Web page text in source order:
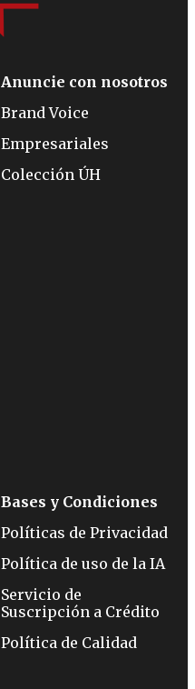
Anuncie con nosotros
Brand Voice
Empresariales
Colección ÚH
Bases y Condiciones
Políticas de Privacidad
Política de uso de la IA
Servicio de
Suscripción a Crédito
Política de Calidad